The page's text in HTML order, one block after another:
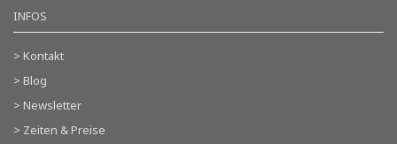
INFOS
> Kontakt
> Blog
> Newsletter
> Zeiten & Preise